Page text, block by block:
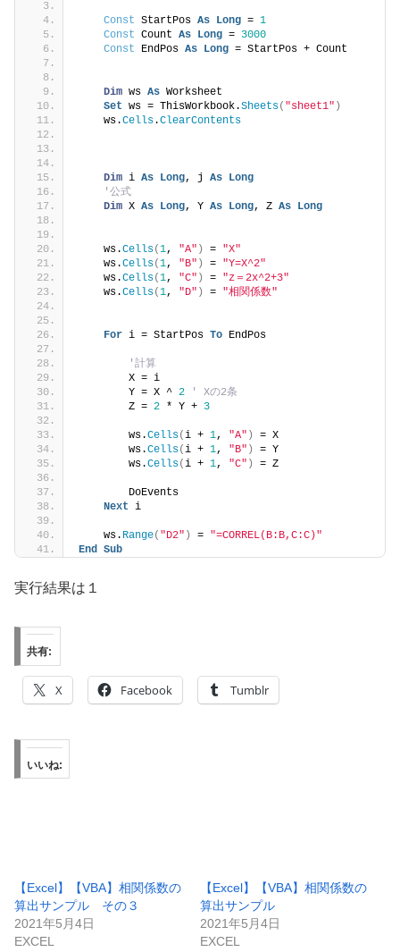
Const StartPos As Long = 1
Const Count As Long = 3000
Const EndPos As Long = StartPos + Count
Dim ws As Worksheet
Set ws = ThisWorkbook.Sheets( "sheet1" )
    ws.
Cells.ClearContents
Dim i As Long, j As Long
'公式
Dim X As Long, Y As Long, Z As Long
    ws.
Cells(1, "A" ) = "X"
    ws.
Cells(1, "B" ) = "Y=X^2"
    ws.
Cells(1, "C" ) = "z＝2x^2+3"
    ws.
Cells(1, "D" ) = "相関係数"
For i = StartPos To EndPos
'計算
        X = i
        Y = X ^
2
' Xの2条
        Z =
2 * Y + 3
        ws.
Cells(i + 1, "A" )
= X
        ws.
Cells(i + 1, "B" )
= Y
        ws.
Cells(i + 1, "C" ) = Z
        DoEvents
Next i
    ws.
Range( "D2" ) = "=CORREL(B:B,C:C)"
End Sub
実行結果は１
共有:
X Facebook Tumblr
いいね:
【Excel】【VBA】相関係数の
算出サンプル その３
2021年5月4日
EXCEL
【Excel】【VBA】相関係数の
算出サンプル
2021年5月4日
EXCEL